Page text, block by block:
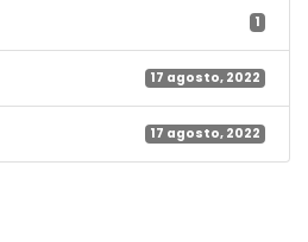
1
17 agosto, 2022
17 agosto, 2022